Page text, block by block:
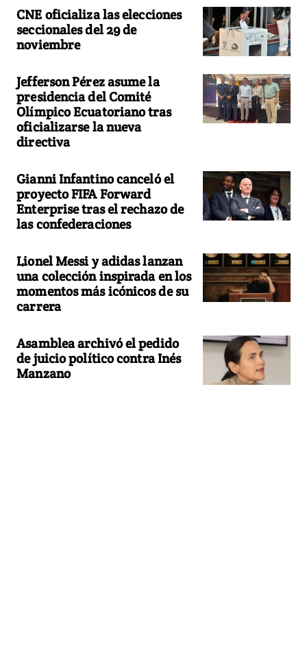
CNE oficializa las elecciones
seccionales del 29 de
noviembre
Jefferson Pérez asume la
presidencia del Comité
Olímpico Ecuatoriano tras
oficializarse la nueva
directiva
Gianni Infantino canceló el
proyecto FIFA Forward
Enterprise tras el rechazo de
las confederaciones
Lionel Messi y adidas lanzan
una colección inspirada en los
momentos más icónicos de su
carrera
Asamblea archivó el pedido
de juicio político contra Inés
Manzano